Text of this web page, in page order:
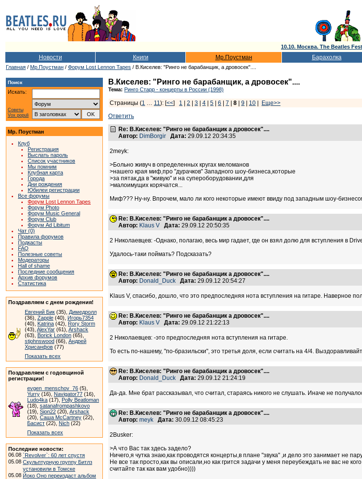
10.10. Москва. The Beatles
Новости Книги Мр.Поустман Барахолка
Главная / Мр.Поустман / Форум Lost Lennon Tapes / В.Киселев: "Ринго не барабанщик, а дровосек"....
Поиск
Искать:
Советы
Vox populi
Мр. Поустман
Клуб
Регистрация
Выслать пароль
Список участников
Мы помним
Клубная карта
Города
Дни рождения
Юбилеи регистрации
Все форумы
Форум Lost Lennon Tapes
Форум Photo
Форум Music General
Форум Club
Форум Ad Libitum
Чат (0)
Правила форумов
Подкасты
FAQ
Полезные советы
Модераторы
Hall of shame
Последние сообщения
Архив форумов
Статистика
Поздравляем с днем рождения!
Евгений Бик (35), Димедролл
(36), Zapple (40), Игорь7354
(40), Katrina (42), Rory Storm
(43), AlexYar (61), Arshack
(63), Borick London (65),
stjohnswood (66), Андрей
Хрисанфов (77)
Показать всех
Поздравляем с годовщиной
регистрации!
evgen_menschov_76 (5),
Yurry (16), Navigator77 (16),
Ludo4ka (17), Polly Beatloman
(18), satanafrompashkovo
(19), Sion22 (20), Arshack
(20), Саша McCartney (22),
Басист (22), Nich (22)
Показать всех
Последние новости:
06.08 `Revolver`: 60 лет спустя
05.08 Скульптурную группу Битлз
установили в Томске
05.08 Йоко Оно переиздаст альбом
В.Киселев: "Ринго не барабанщик, а дровосек"....
Тема: Ринго Старр - концерты в России (1998)
Страницы (1 … 11): [<<] 1 2 3 4 5 6 7 8 9 10
Еще>>
Ответить
Re: В.Киселев: "Ринго не барабанщик а дровосек"....
Автор: DimBorgir Дата: 29.09.12 20:34:35
2meyk:
>Больно живуч в определенных кругах меломанов
>нашего края миф,про "дурачков" Западного шоу-бизнеса,которые
>за пятак,да в "живую" и на супероборудовании,для
>малоимущих корячатся...
Миф??? Ну-ну. Впрочем, мало ли кого некоторые имеют ввиду под западным шоу-
Re: В.Киселев: "Ринго не барабанщик а дровосек"....
Автор: Klaus V Дата: 29.09.12 20:50:35
2 Николаевцев: -Однако, полагаю, весь мир гадает, где он взял долю для вступления в
Удалось-таки поймать? Подсказать?
Re: В.Киселев: "Ринго не барабанщик а дровосек"....
Автор: Donald_Duck Дата: 29.09.12 20:54:27
Klaus V, спасибо, дошло, что это предпоследняя нота вступления на гитаре. Наверное
Re: В.Киселев: "Ринго не барабанщик а дровосек"....
Автор: Klaus V Дата: 29.09.12 21:22:13
2 Николаевцев: -это предпоследняя нота вступления на гитаре.
То есть по-нашему, "по-бразильски", это третья доля, если считать на 4/4.
Re: В.Киселев: "Ринго не барабанщик а дровосек"....
Автор: Donald_Duck Дата: 29.09.12 21:24:19
Да-да. Мне брат рассказывал, что считал, стараясь никого не слушать. Иначе не
Re: В.Киселев: "Ринго не барабанщик а дровосек"....
Автор: meyk Дата: 30.09.12 08:45:23
2Busker:
>А что Вас так здесь задело?
Ничего,я чутка знаю,как проводятся концерты,в плане "звука" ,и дело это занимает не
Не все так просто,как вы описали,но как грится задачи у меня переубеждать не вас не
считайте так как вам удобно))))